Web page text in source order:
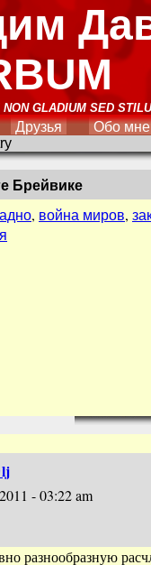
NON GLADIUM SED
Друзья
Обо мне
Брейвике
, война миров,
- 03:22 am
разнообразную